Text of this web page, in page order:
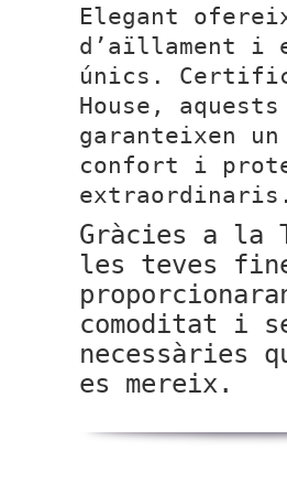
Elegant
d’aïllament i
únics.
House,
garanteixen
confort i
extraordinaris.
Gràcies a la
les teves
comoditat i
necessàries
es mereix.